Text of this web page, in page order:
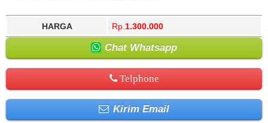
HARGA Rp. 1.300.000
Chat Whatsapp
Telphone
Kirim Email